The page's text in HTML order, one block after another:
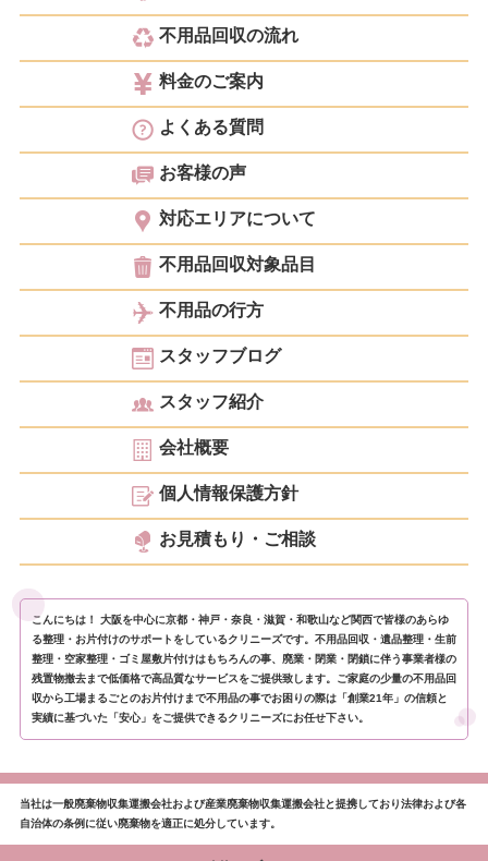
不用品回収の流れ
料金のご案内
よくある質問
お客様の声
対応エリアについて
不用品回収対象品目
不用品の行方
スタッフブログ
スタッフ紹介
会社概要
個人情報保護方針
お見積もり・ご相談
こんにちは！ 大阪を中心に京都・神戸・奈良・滋賀・和歌山など関西で皆様のあらゆ
る整理・お片付けのサポートをしているクリニーズです。不用品回収・遺品整理・生前
整理・空家整理・ゴミ屋敷片付けはもちろんの事、廃業・閉業・閉鎖に伴う事業者様の
残置物撤去まで低価格で高品質なサービスをご提供致します。ご家庭の少量の不用品回
収から工場まるごとのお片付けまで不用品の事でお困りの際は「創業21年」の信頼と
実績に基づいた「安心」をご提供できるクリニーズにお任せ下さい。
当社は一般廃棄物収集運搬会社および産業廃棄物収集運搬会社と提携しており法律および各
自治体の条例に従い廃棄物を適正に処分しています。